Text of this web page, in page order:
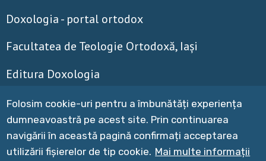
Doxologia - portal ortodox
Facultatea de Teologie Ortodoxă, Iaşi
Editura Doxologia
Magazinul online al Mitropoliei Moldovei și
Bucovinei
Folosim cookie-uri pentru a îmbunătăți experiența
dumneavoastră pe acest site. Prin continuarea
navigării în această pagină confirmați acceptarea
utilizării fișierelor de tip cookie. Mai multe informații